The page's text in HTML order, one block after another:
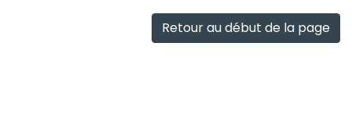
Retour au début de la page